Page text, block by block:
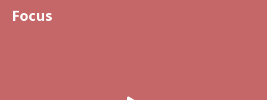
Focus